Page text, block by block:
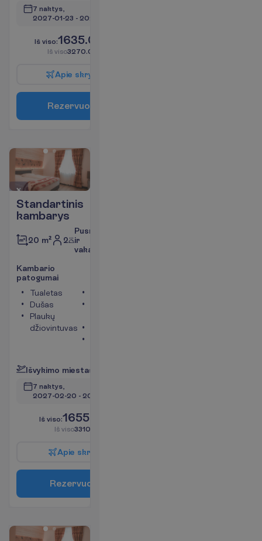
7 naktys,
2027-01-23 - 2027-01-30
Iš viso:1635.00
Iš viso3270.00
Apie skry
Rezervuo
Standartinis
kambarys
20 m² 2
Pusryčiai
ir
vakarienė
Kambario
patogumai
Tualetas
Dušas
Plaukų
džiovintuvas
Išvykimo miestas
7 naktys,
2027-02-20 - 2027-02-27
Iš viso:1655.00
Iš viso3310.00
Apie skr
Rezervuo